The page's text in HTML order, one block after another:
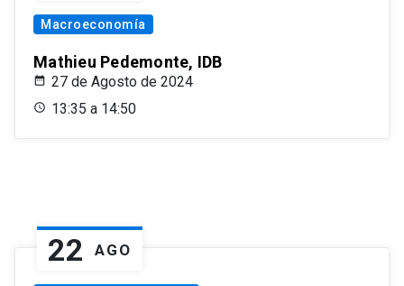
Macroeconomía
Mathieu Pedemonte, IDB
27 de Agosto de 2024
13:35 a 14:50
22 AGO